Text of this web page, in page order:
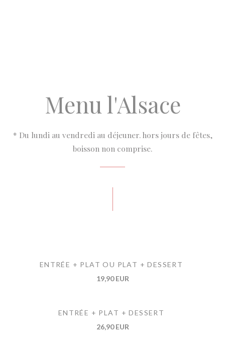
Menu l'Alsace
* Du lundi au vendredi au déjeuner. hors jours de fêtes,
boisson non comprise.
ENTRÉE + PLAT OU PLAT + DESSERT
19,90 EUR
ENTRÉE + PLAT + DESSERT
26,90 EUR